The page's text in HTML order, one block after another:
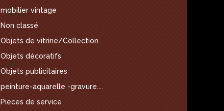
mobilier vintage
Non classé
Objets de vitrine/Collection
Objets décoratifs
Objets publicitaires
peinture-aquarelle -gravure....
Pieces de service